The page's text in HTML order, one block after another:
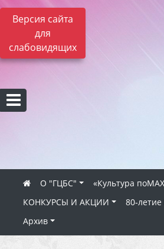
Версия сайта
для
слабовидящих
О "ГЦБС" «Культура
КОНКУРСЫ И АКЦИИ
Архив